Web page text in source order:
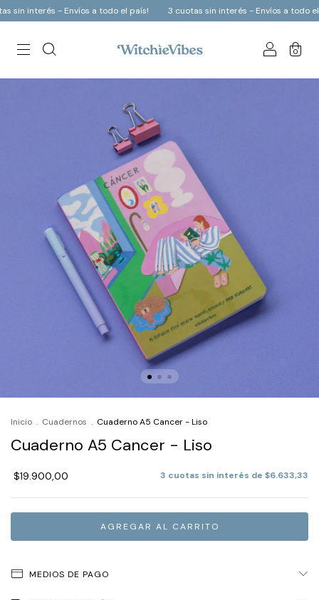
interés - Envíos a todo el país! 3 cuotas sin interés - Envíos a todo el
0
Inicio . Cuadernos . Cuaderno A5 Cancer - Liso
Cuaderno A5 Cancer - Liso
$19.900,00 3 cuotas sin interés de $6.633,33
MEDIOS DE PAGO